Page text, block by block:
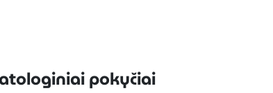
pokyčiai